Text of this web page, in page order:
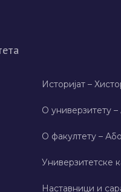
Историјат –
О универзитету
О факултету –
Универзитетске
Наставници и